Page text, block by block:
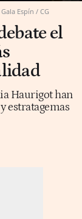
Gala Espín / CG
el
Haurigot han
estratagemas